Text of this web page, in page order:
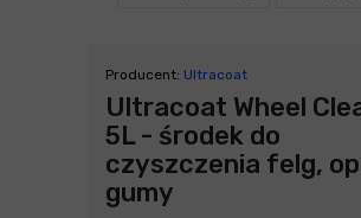
Producent: Ultracoat
Ultracoat Wheel
5L - środek do
czyszczenia felg,
gumy